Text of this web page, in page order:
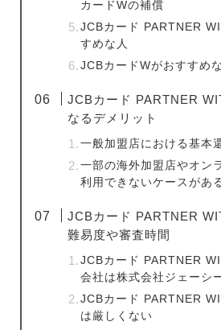
カードWの補償
JCBカード PARTNER
すめな人
JCBカードWがおすすめ
JCBカード PARTNER
なるデメリット
一般加盟店における基本
一部の海外加盟店やオン
利用できないケースがあ
JCBカード PARTNER
難易度や審査時間
JCBカード PARTNER
会社は株式会社ジェーシ
JCBカード PARTNER
は厳しくない